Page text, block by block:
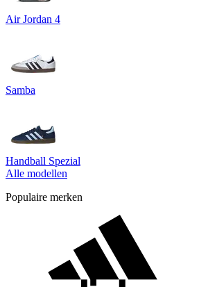
Air Jordan 4
Samba
Handball Spezial
Alle modellen
Populaire merken